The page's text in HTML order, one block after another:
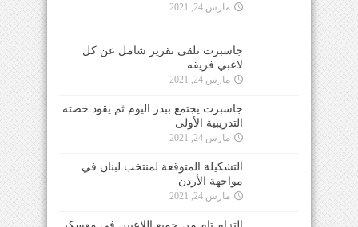
مارس 24, 2021
جاسبرت تلقى تقرير شامل عن كل
لاعبي فريقه
مارس 24, 2021
جاسبرت يجتمع ببدر اليوم ثم يقود حصته
التدريبية الأولى
مارس 24, 2021
التشكيلة المتوقعة لمنتخب لبنان في
مواجهة الأردن
مارس 24, 2021